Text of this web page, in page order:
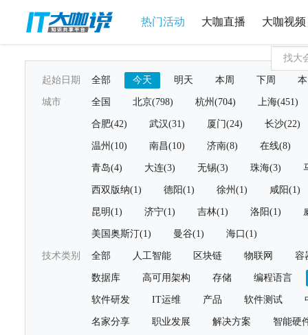
热门活动 大咖直播 大咖视频
起始日期 全部 今天 明天 本周 下周
城市 全国 北京(798) 杭州(704) 上海(451)
合肥(42) 武汉(31) 厦门(24) 长沙(22)
温州(10) 南昌(10) 济南(8) 在线(8)
青岛(4) 大连(3) 无锡(3) 珠海(3)
西双版纳(1) 德阳(1) 徐州(1) 咸阳(1)
昆明(1) 济宁(1) 吉林(1) 洛阳(1)
美国奥斯汀(1) 曼谷(1) 海口(1)
技术类别 全部 人工智能 区块链 物联网 容
数据库 高可用架构 存储 编程语言
软件研发 IT运维 产品 软件测试
名家分享 职业发展 解决方案 智能硬